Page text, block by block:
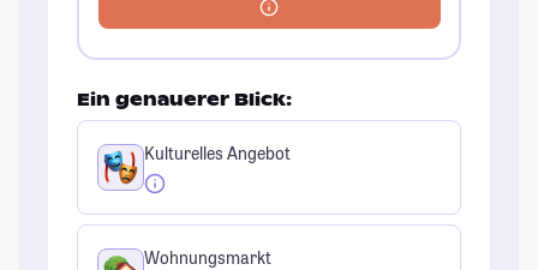
Ein genauerer Blick:
Kulturelles Angebot
Wohnungsmarkt